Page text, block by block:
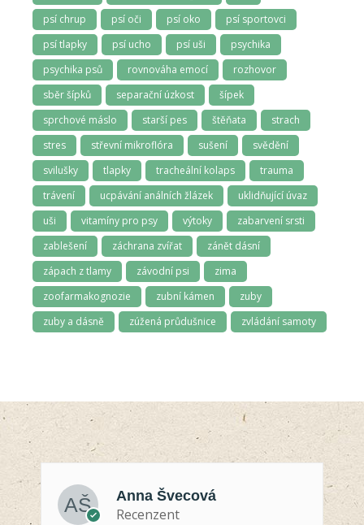
psí chrup
psí oči psí oko
psí sportovci
psí tlapky
psí ucho psí uši
psychika
psychika psů
rovnováha emocí
rozhovor
sběr šípků
separační úzkost
šípek
sprchové máslo
starší pes štěňata
strach
stres
střevní mikroflóra sušení
svědění
svilušky
tlapky tracheální kolaps
trauma
trávení
ucpávání análních žlázek
uklidňující úvaz
uši
vitamíny pro psy výtoky
zabarvení srsti
zablešení
záchrana zvířat
zánět dásní
zápach z tlamy
závodní psi
zima
zoofarmakognozie
zubní kámen
zuby
zuby a dásně
zúžená průdušnice zvládání samoty
Anna Švecová
Recenzent